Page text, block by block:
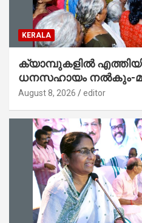
KERALA
ക്യാമ്പുകളിൽ
ധനസഹായം നൽകും-
അനിൽകുമാർ
August 8, 2026 editor